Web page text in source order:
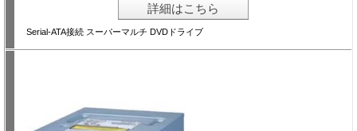
詳細はこちら
Serial-ATA接続 スーパーマルチ DVDドライブ